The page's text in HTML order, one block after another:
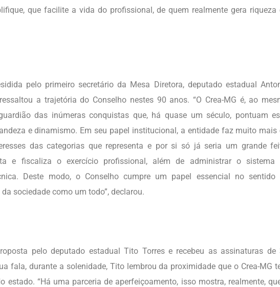
que facilite a vida do profissional, de quem realmente gera riqueza
pelo primeiro secretário da Mesa Diretora, deputado estadual
a trajetória do Conselho nestes 90 anos. “O Crea-MG é, ao
das inúmeras conquistas que, há quase um século, pontuam
e dinamismo. Em seu papel institucional, a entidade faz muito mais
das categorias que representa e por si só já seria um grande
e fiscaliza o exercício profissional, além de administrar o sistema
Deste modo, o Conselho cumpre um papel essencial no sentido
sociedade como um todo”, declarou.
pelo deputado estadual Tito Torres e recebeu as assinaturas de
fala, durante a solenidade, Tito lembrou da proximidade que o Crea-MG
estado. “Há uma parceria de aperfeiçoamento, isso mostra, realmente,